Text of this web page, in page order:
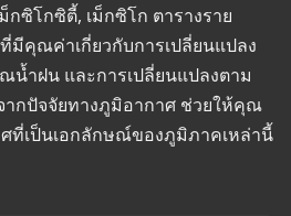
กซิโกซิตี้, เม็กซิโก ตารางราย
มีคุณค่าเกี่ยวกับการเปลี่ยนแปลง
ำฝน และการเปลี่ยนแปลงตาม
กปัจจัยทางภูมิอากาศ ช่วยให้คุณ
ที่เป็นเอกลักษณ์ของภูมิภาคเหล่านี้